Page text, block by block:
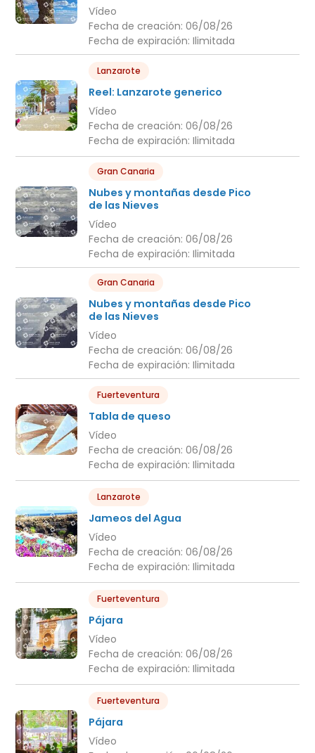
Vídeo
Fecha de creación: 06/08/26
Fecha de expiración: Ilimitada
Lanzarote
Reel: Lanzarote generico
Vídeo
Fecha de creación: 06/08/26
Fecha de expiración: Ilimitada
Gran Canaria
Nubes y montañas desde Pico
de las Nieves
Vídeo
Fecha de creación: 06/08/26
Fecha de expiración: Ilimitada
Gran Canaria
Nubes y montañas desde Pico
de las Nieves
Vídeo
Fecha de creación: 06/08/26
Fecha de expiración: Ilimitada
Fuerteventura
Tabla de queso
Vídeo
Fecha de creación: 06/08/26
Fecha de expiración: Ilimitada
Lanzarote
Jameos del Agua
Vídeo
Fecha de creación: 06/08/26
Fecha de expiración: Ilimitada
Fuerteventura
Pájara
Vídeo
Fecha de creación: 06/08/26
Fecha de expiración: Ilimitada
Fuerteventura
Pájara
Vídeo